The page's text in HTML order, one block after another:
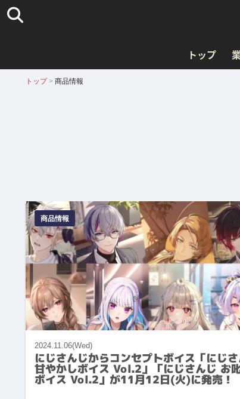
トップ
トップ> 商品情報
商品情報
2024.11.06(Wed)
にじさんじからコンセプトボイス「にじ
甘やかしボイス Vol.2」「にじさんじ お
ボイス Vol.2」が11月12日(火)に発売！